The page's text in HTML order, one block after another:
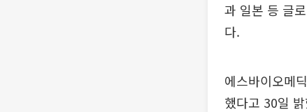
과 일본 등 글
다.
에스바이오메
했다고 30일